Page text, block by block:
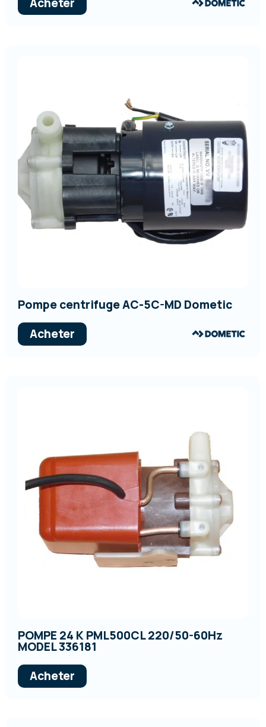
Pompe centrifuge AC-5C-MD Dometic
Acheter
POMPE 24 K PML500CL 220/50-60Hz
MODEL 336181
Acheter